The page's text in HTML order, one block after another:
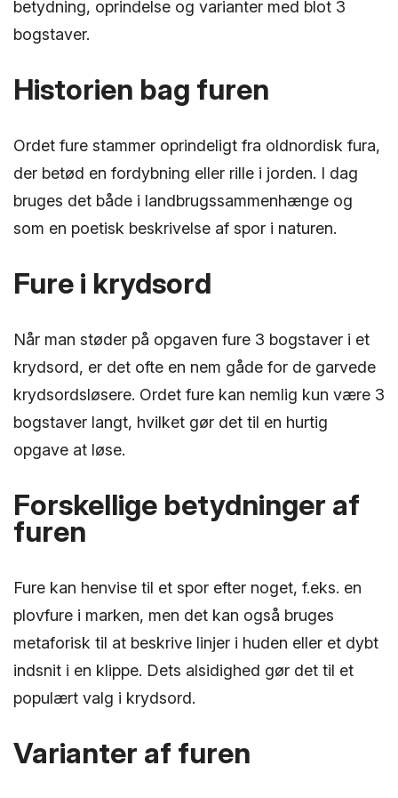
betydning, oprindelse og varianter med blot 3
bogstaver.
Historien bag furen
Ordet fure stammer oprindeligt fra oldnordisk fura,
der betød en fordybning eller rille i jorden. I dag
bruges det både i landbrugssammenhænge og
som en poetisk beskrivelse af spor i naturen.
Fure i krydsord
Når man støder på opgaven fure 3 bogstaver i et
krydsord, er det ofte en nem gåde for de garvede
krydsordsløsere. Ordet fure kan nemlig kun være 3
bogstaver langt, hvilket gør det til en hurtig
opgave at løse.
Forskellige betydninger af
furen
Fure kan henvise til et spor efter noget, f.eks. en
plovfure i marken, men det kan også bruges
metaforisk til at beskrive linjer i huden eller et dybt
indsnit i en klippe. Dets alsidighed gør det til et
populært valg i krydsord.
Varianter af furen